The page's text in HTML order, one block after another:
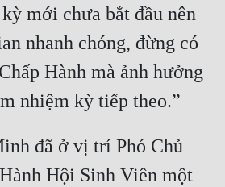
mới chưa bắt đầu nên
nhanh chóng, đừng có
Hành mà ảnh hưởng
nhiệm kỳ tiếp theo.”
đã ở vị trí Phó Chủ
Hội Sinh Viên một